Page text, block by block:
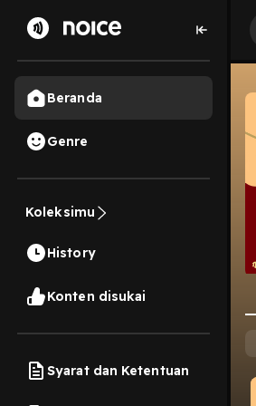
Beranda
Genre
Koleksimu
History
Konten disukai
Syarat dan Ketentuan